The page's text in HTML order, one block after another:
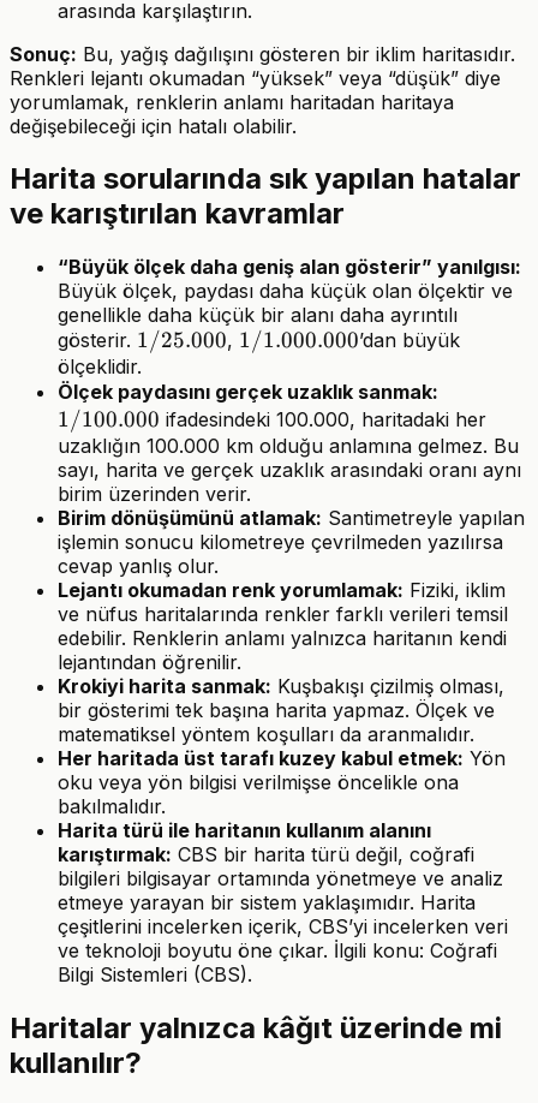
arasında karşılaştırın.
Sonuç: Bu, yağış dağılışını gösteren bir iklim haritasıdır.
Renkleri lejantı okumadan “yüksek” veya “düşük” diye
yorumlamak, renklerin anlamı haritadan haritaya
değişebileceği için hatalı olabilir.
Harita sorularında sık yapılan hatalar
ve karıştırılan kavramlar
“Büyük ölçek daha geniş alan gösterir” yanılgısı:
Büyük ölçek, paydası daha küçük olan ölçektir ve
genellikle daha küçük bir alanı daha ayrıntılı
gösterir. 1/25.000
1/25.000, 1/1.000.000
1/1.000.000’dan büyük
ölçeklidir.
Ölçek paydasını gerçek uzaklık sanmak:
1/100.000 ifadesindeki 100.000, haritadaki her
uzaklığın 100.000 km olduğu anlamına gelmez. Bu
sayı, harita ve gerçek uzaklık arasındaki oranı aynı
birim üzerinden verir.
Birim dönüşümünü atlamak: Santimetreyle yapılan
işlemin sonucu kilometreye çevrilmeden yazılırsa
cevap yanlış olur.
Lejantı okumadan renk yorumlamak: Fiziki, iklim
ve nüfus haritalarında renkler farklı verileri temsil
edebilir. Renklerin anlamı yalnızca haritanın kendi
lejantından öğrenilir.
Krokiyi harita sanmak: Kuşbakışı çizilmiş olması,
bir gösterimi tek başına harita yapmaz. Ölçek ve
matematiksel yöntem koşulları da aranmalıdır.
Her haritada üst tarafı kuzey kabul etmek: Yön
oku veya yön bilgisi verilmişse öncelikle ona
bakılmalıdır.
Harita türü ile haritanın kullanım alanını
karıştırmak: CBS bir harita türü değil, coğrafi
bilgileri bilgisayar ortamında yönetmeye ve analiz
etmeye yarayan bir sistem yaklaşımıdır. Harita
çeşitlerini incelerken içerik, CBS’yi incelerken veri
ve teknoloji boyutu öne çıkar. İlgili konu: Coğrafi
Bilgi Sistemleri (CBS).
Haritalar yalnızca kâğıt üzerinde mi
kullanılır?